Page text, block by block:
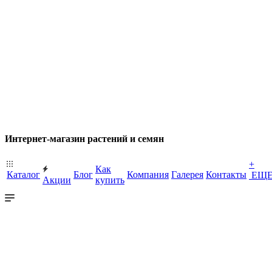
Интернет-магазин растений и семян
Каталог
Акции
Блог
Как
купить
Компания Галерея Контакты
+